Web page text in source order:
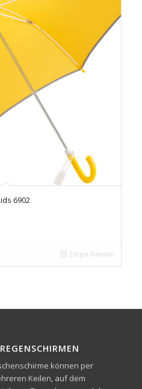
6902
Zeige Details
können per
Keilen, auf dem